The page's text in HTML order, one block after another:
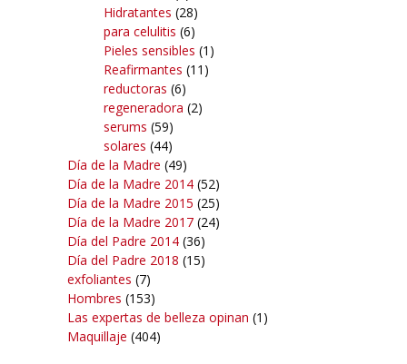
Hidratantes (28)
para celulitis (6)
Pieles sensibles (1)
Reafirmantes (11)
reductoras (6)
regeneradora (2)
serums (59)
solares (44)
Día de la Madre (49)
Día de la Madre 2014 (52)
Día de la Madre 2015 (25)
Día de la Madre 2017 (24)
Día del Padre 2014 (36)
Día del Padre 2018 (15)
exfoliantes (7)
Hombres (153)
Las expertas de belleza opinan (1)
Maquillaje (404)